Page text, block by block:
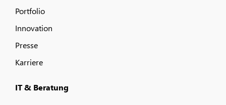
Portfolio
Innovation
Presse
Karriere
IT & Beratung